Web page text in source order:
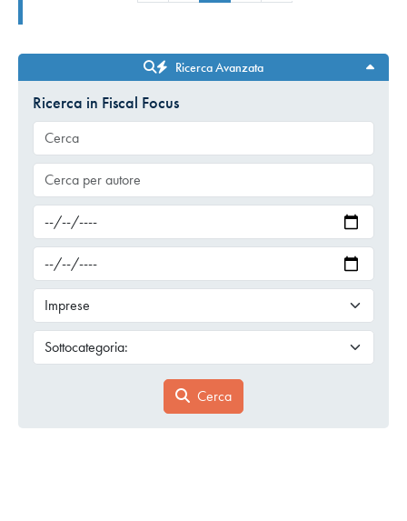
Ricerca Avanzata
Ricerca in Fiscal Focus
Cerca